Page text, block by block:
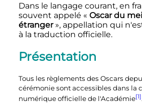
Dans le langage courant, en
souvent appelé « Oscar du
étranger », appellation qui
à la traduction officielle.
Présentation
Tous les règlements des Oscars
cérémonie sont accessibles dans la
numérique officielle de l'Académie[1]